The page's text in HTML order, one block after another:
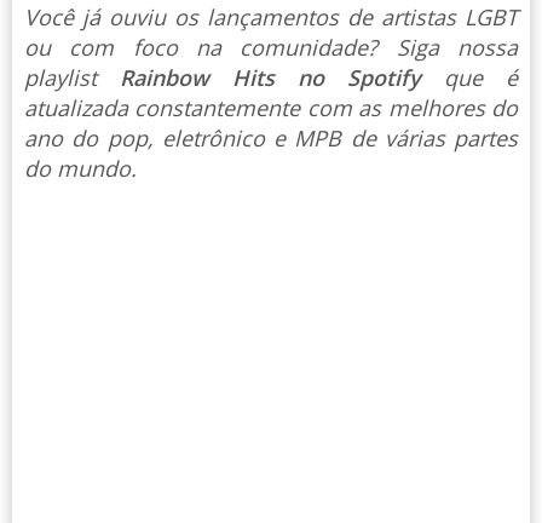
Você já ouviu os lançamentos de artistas LGBT
ou com foco na comunidade? Siga nossa
playlist Rainbow Hits no Spotify que é
atualizada constantemente com as melhores do
ano do pop, eletrônico e MPB de várias partes
do mundo.